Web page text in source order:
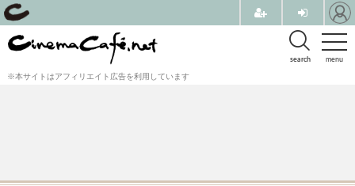
menu
search
※本サイトはアフィリエイト広告を利用しています